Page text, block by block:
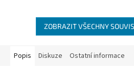
ZOBRAZIT VŠECHNY
Popis Diskuze Ostatní informace